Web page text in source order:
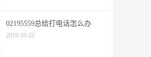
02195559总给打电话怎么办
2019-10-22